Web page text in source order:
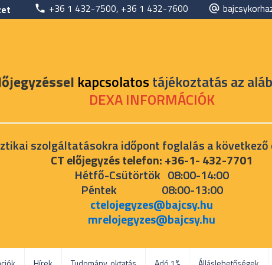
+36 1 432-7500, +36 1 432-7600
kapcsolatostájékoztatás az
DEXA INFORMÁCIÓK
szolgáltatásokra időpont foglalás a következő
CT előjegyzés telefon: +36-1- 432-7701
Hétfő-Csütörtök 08:00-14:00
Péntek 08:00-13:00
ctelojegyzes@bajcsy.hu
mrelojegyzes@bajcsy.hu